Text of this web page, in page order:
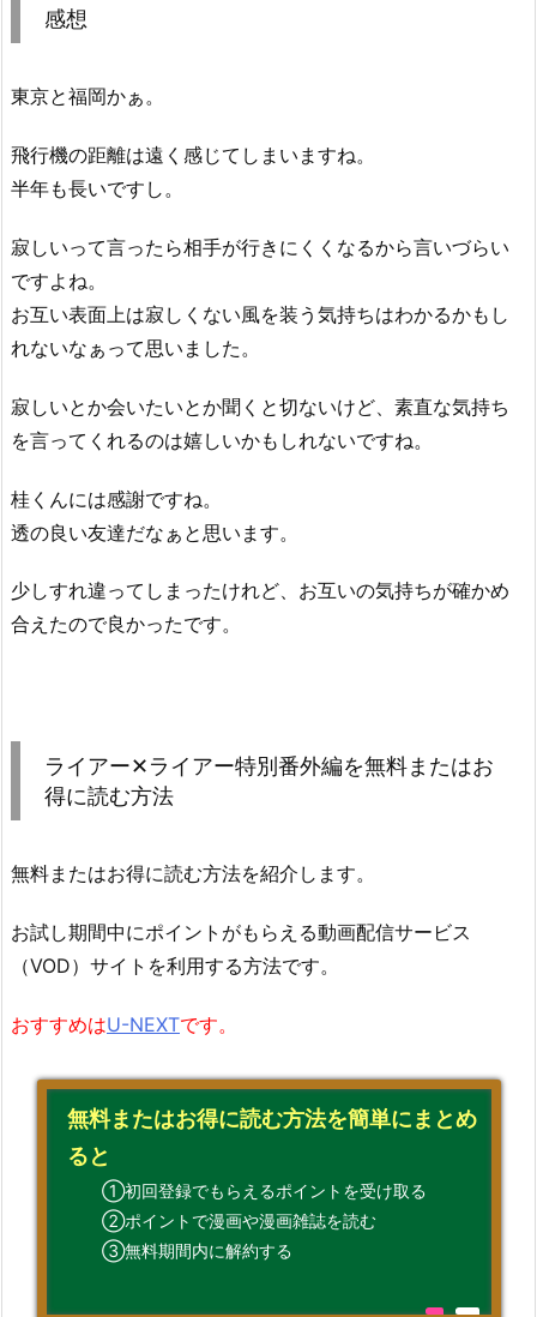
感想
東京と福岡かぁ。
飛行機の距離は遠く感じてしまいますね。
半年も長いですし。
寂しいって言ったら相手が行きにくくなるから言いづらい
ですよね。
お互い表面上は寂しくない風を装う気持ちはわかるかもし
れないなぁって思いました。
寂しいとか会いたいとか聞くと切ないけど、素直な気持ち
を言ってくれるのは嬉しいかもしれないですね。
桂くんには感謝ですね。
透の良い友達だなぁと思います。
少しすれ違ってしまったけれど、お互いの気持ちが確かめ
合えたので良かったです。
ライアー✕ライアー特別番外編を無料またはお
得に読む方法
無料またはお得に読む方法を紹介します。
お試し期間中にポイントがもらえる動画配信サービス
（VOD）サイトを利用する方法です。
おすすめはU-NEXTです。
無料またはお得に読む方法を簡単にまとめ
ると
①初回登録でもらえるポイントを受け取る
②ポイントで漫画や漫画雑誌を読む
③無料期間内に解約する